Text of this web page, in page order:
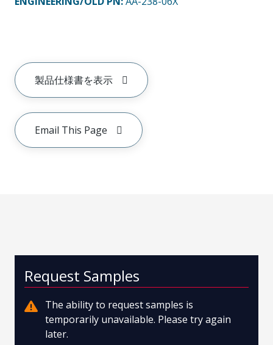
製品仕様書を表示
Email This Page
Request Samples
The ability to request samples is
temporarily unavailable. Please try again
later.